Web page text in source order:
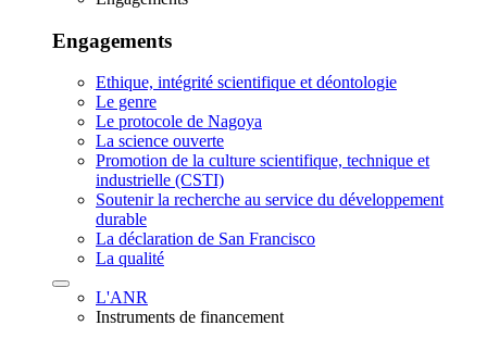
Engagements
Ethique, intégrité scientifique et déontologie
Le genre
Le protocole de Nagoya
La science ouverte
Promotion de la culture scientifique, technique et
industrielle (CSTI)
Soutenir la recherche au service du développement
durable
La déclaration de San Francisco
La qualité
L'ANR
Instruments de financement